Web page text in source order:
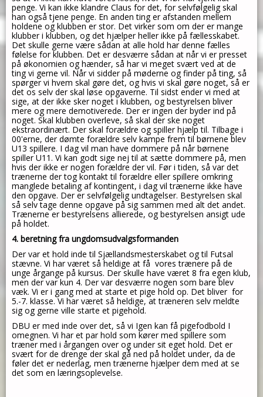
penge. Vi kan ikke klandre Claus for det, for selvfølgelig skal
han også tjene penge. En anden ting er afstanden mellem
holdene og klubben er stor. Det virker som om der er mange
klubber i klubben, og det hjælper heller ikke på fællesskabet.
Det skulle gerne være sådan at alle hold har denne fælles
følelse for klubben. Det er desværre sådan at når vi er presset
på økonomien og hænder, så har vi meget svært ved at de
ting vi gerne vil. Når vi sidder på møderne og finder på ting, så
spørger vi hvem skal gøre det, og hvis vi skal gøre noget, så er
det os selv der skal løse opgaverne. Til sidst ender vi med at
sige, at der ikke sker noget i klubben, og bestyrelsen bliver
mere og mere demotiverede. Der er ingen der byder ind på
noget. Skal klubben overleve, så skal der ske noget
ekstraordinært. Der skal forældre og spiller hjælp til. Tilbage i
00'erne, der dømte forældre selv kampe frem til børnene blev
U13 spillere. I dag vil man have dommere på når børnene
spiller U11. Vi kan godt sige nej til at sætte dommere på, men
hvis der ikke er nogen forældre der vil. Før i tiden, så var det
trænerne der tog kontakt til forældre eller spillere omkring
manglede betaling af kontingent, i dag vil trænerne ikke have
den opgave. Der er selvfølgelig undtagelser. Bestyrelsen skal
så selv tage denne opgave på sig sammen med alt det andet.
Trænerne er bestyrelsens allierede, og bestyrelsen ansigt ude
på holdet.
4. beretning fra ungdomsudvalgsformanden
Der var et hold inde til Sjællandsmesterskabet og til Futsal
stævne. Vi har været så heldige at få vores trænere på de
unge årgange på kursus. Der skulle have været 8 fra egen klub,
men der var kun 4. Der var desværre nogen som bare blev
væk. Vi er i gang med at starte et pige hold op. Det bliver for
5.-7. klasse. Vi har været så heldige, at træneren selv meldte
sig og gerne ville starte et pigehold.
DBU er med inde over det, så vi Igen kan få pigefodbold I
omegnen. Vi har et par hold som kørermed spillere som
træner med i årgangen over og under sit eget hold. Det er
svært for de drenge derskal gå ned på holdet under, da de
føler det er nederlag, men trænerne hjælper dem med at se
det som en læringsoplevelse.